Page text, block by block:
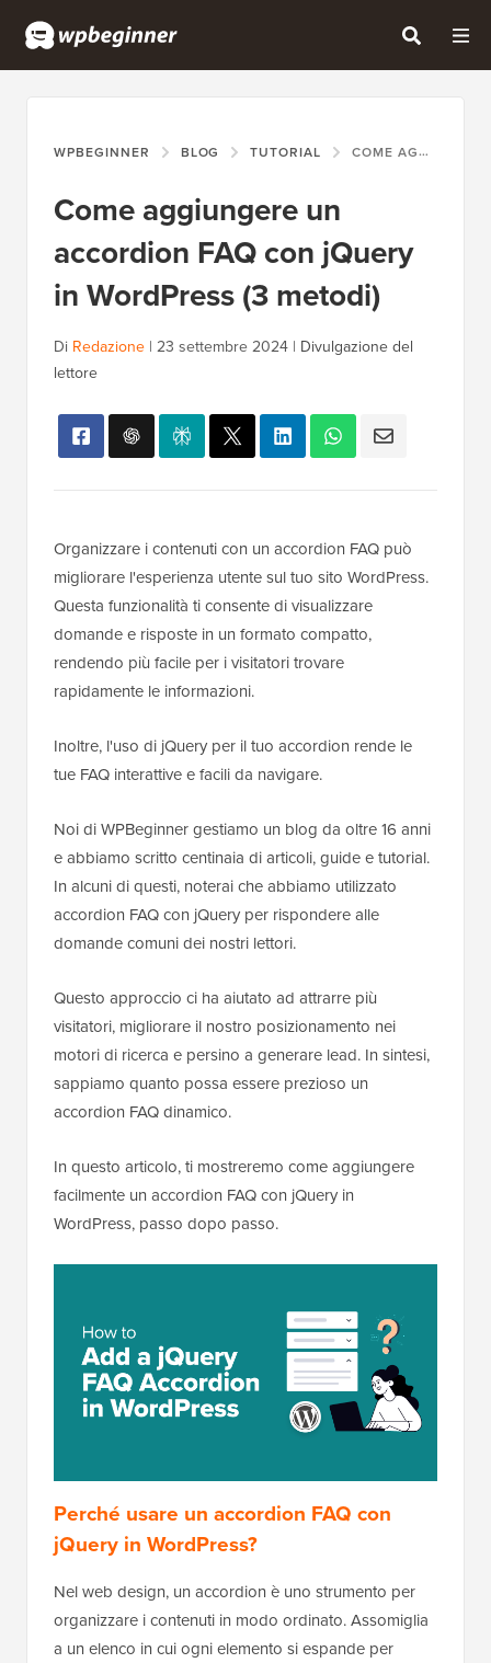
WPBEGINNER BLOG TUTORIAL COME AGGIUNGERE UN ACCORDION FAQ CON JQUERY IN WORDPRESS (3 METODI)
Come aggiungere un
accordion FAQ con jQuery
in WordPress (3 metodi)
Di Redazione | 23 settembre 2024 | Divulgazione del
lettore
Organizzare i contenuti con un accordion FAQ può
migliorare l'esperienza utente sul tuo sito WordPress.
Questa funzionalità ti consente di visualizzare
domande e risposte in un formato compatto,
rendendo più facile per i visitatori trovare
rapidamente le informazioni.
Inoltre, l'uso di jQuery per il tuo accordion rende le
tue FAQ interattive e facili da navigare.
Noi di WPBeginner gestiamo un blog da oltre 16 anni
e abbiamo scritto centinaia di articoli, guide e tutorial.
In alcuni di questi, noterai che abbiamo utilizzato
accordion FAQ con jQuery per rispondere alle
domande comuni dei nostri lettori.
Questo approccio ci ha aiutato ad attrarre più
visitatori, migliorare il nostro posizionamento nei
motori di ricerca e persino a generare lead. In sintesi,
sappiamo quanto possa essere prezioso un
accordion FAQ dinamico.
In questo articolo, ti mostreremo come aggiungere
facilmente un accordion FAQ con jQuery in
WordPress, passo dopo passo.
Perché usare un accordion FAQ con
jQuery in WordPress?
Nel web design, un accordion è uno strumento per
organizzare i contenuti in modo ordinato. Assomiglia
a un elenco in cui ogni elemento si espande per